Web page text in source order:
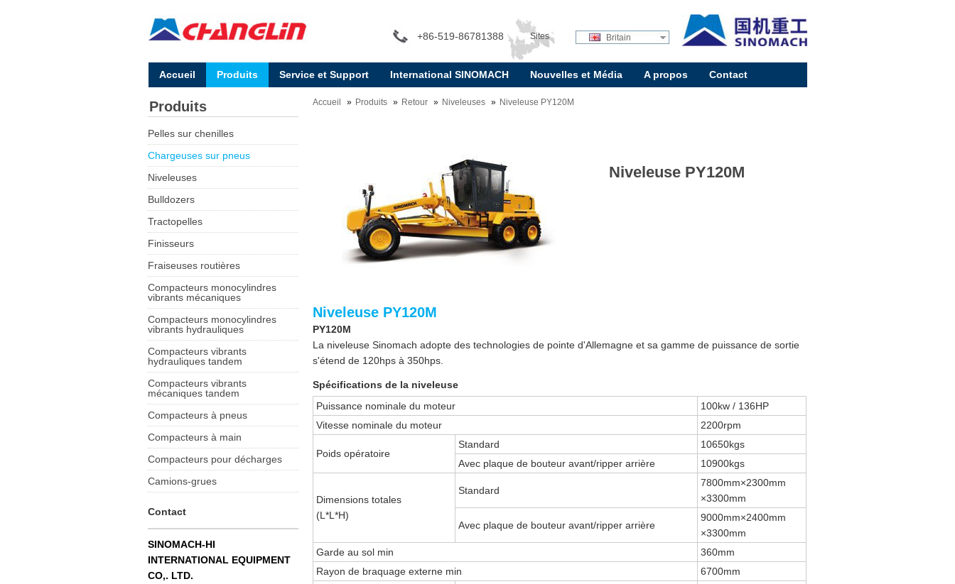
+86-519-86781388 Sites
internationaux:
Britain
Accueil Produits Service et Support International SINOMACH Nouvelles et Média A propos Contact
Accueil Produits Retour Niveleuses Niveleuse PY120M
Niveleuse PY120M
Niveleuse PY120M
PY120M
La niveleuse Sinomach adopte des technologies de pointe d'Allemagne et sa gamme de puissance de sortie
s'étend de 120hps à 350hps.
Spécifications de la niveleuse
Puissance nominale du moteur
100kw / 136HP
Vitesse nominale du moteur
2200rpm
Poids opératoire
Standard
10650kgs
Avec plaque de bouteur avant/ripper arrière
10900kgs
Dimensions totales
(L*L*H)
Standard
7800mm×2300mm
×3300mm
Avec plaque de bouteur avant/ripper arrière
9000mm×2400mm
×3300mm
Garde au sol min
360mm
Rayon de braquage externe min
6700mm
Produits
Pelles sur chenilles
Chargeuses sur pneus
Niveleuses
Bulldozers
Tractopelles
Finisseurs
Fraiseuses routières
Compacteurs monocylindres
vibrants mécaniques
Compacteurs monocylindres
vibrants hydrauliques
Compacteurs vibrants
hydrauliques tandem
Compacteurs vibrants
mécaniques tandem
Compacteurs à pneus
Compacteurs à main
Compacteurs pour décharges
Camions-grues
Contact
SINOMACH-HI
INTERNATIONAL EQUIPMENT
CO,. LTD.